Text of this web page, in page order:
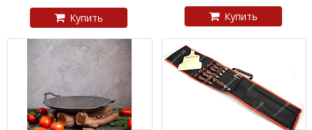
Купить Купить